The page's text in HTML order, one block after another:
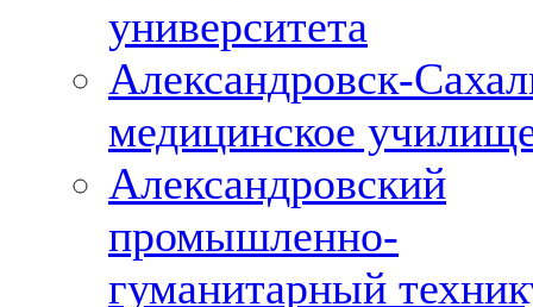
университета
Александровск-
медицинское
Александровский
промышленно-
гуманитарный